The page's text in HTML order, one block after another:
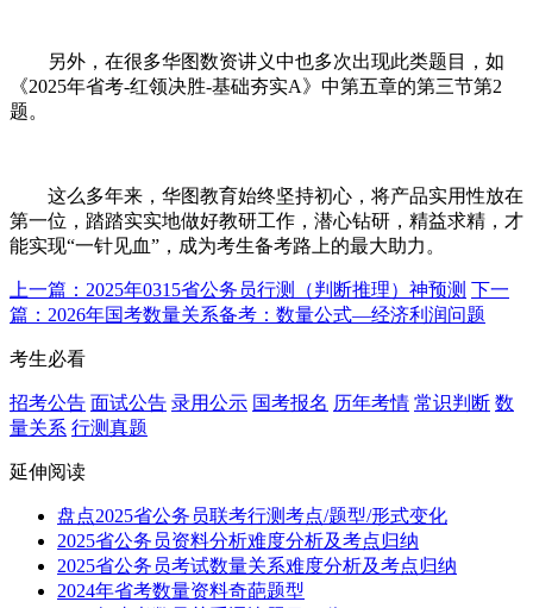
另外，在很多华图数资讲义中也多次出现此类题目，如
《2025年省考-红领决胜-基础夯实A》中第五章的第三节第2
题。
这么多年来，华图教育始终坚持初心，将产品实用性放在
第一位，踏踏实实地做好教研工作，潜心钻研，精益求精，才
能实现“一针见血”，成为考生备考路上的最大助力。
上一篇：2025年0315省公务员行测（判断推理）神预测 下一
篇：2026年国考数量关系备考：数量公式—经济利润问题
考生必看
招考公告 面试公告 录用公示 国考报名 历年考情 常识判断 数
量关系 行测真题
延伸阅读
盘点2025省公务员联考行测考点/题型/形式变化
2025省公务员资料分析难度分析及考点归纳
2025省公务员考试数量关系难度分析及考点归纳
2024年省考数量资料奇葩题型